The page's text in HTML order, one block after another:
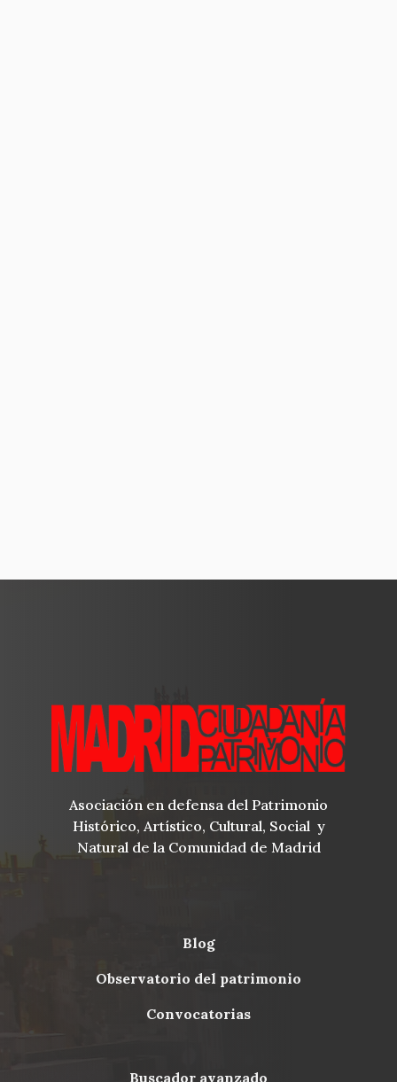
Asociación en defensa del Patrimonio
Histórico, Artístico, Cultural, Social y
Natural de la Comunidad de Madrid
Menu
blog
observatorio del patrimonio
convocatorias
buscador avanzado